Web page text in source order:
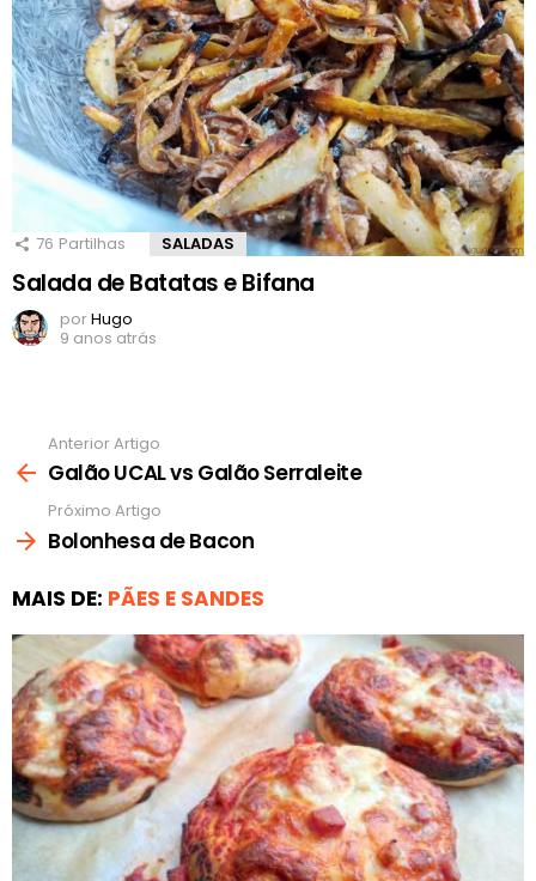
76 Partilhas SALADAS
Salada de Batatas e Bifana
porHugo
9 anos atrás
mais
Anterior Artigo
Galão UCAL vs Galão Serraleite
Próximo Artigo
Bolonhesa de Bacon
MAIS DE: PÃES E SANDES